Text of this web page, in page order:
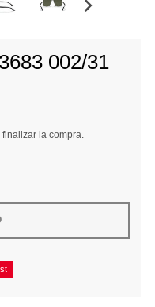
002/31
la compra.
Ban RB3683 002/31 56
para Gafas Ray-Ban